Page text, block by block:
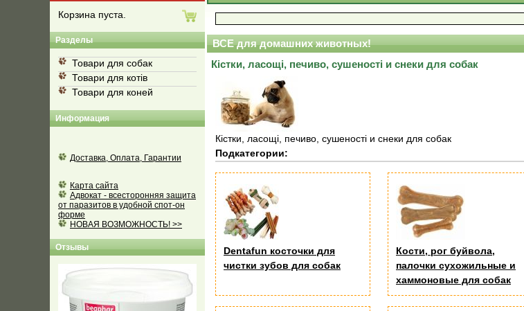
Корзина пуста.
Разделы
Товари для собак
Товари для котів
Товари для коней
Информация
Доставка, Оплата, Гарантии
Карта сайта
Адвокат - всесторонняя защита
от паразитов в удобной спот-он
форме
НОВАЯ ВОЗМОЖНОСТЬ! >>
Отзывы
ВСЕ для домашних животных!
Кістки, ласощі, печиво, сушеності и снеки для собак
Кістки, ласощі, печиво, сушеності и снеки для собак
Подкатегории:
Dentafun косточки для
чистки зубов для собак
Кости, рог буйвола,
палочки сухожильные и
хаммоновые для собак